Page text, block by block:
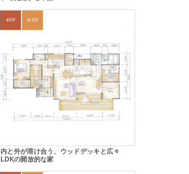
46坪 4LDK
内と外が溶け合う、ウッドデッキと広々
LDKの開放的な家